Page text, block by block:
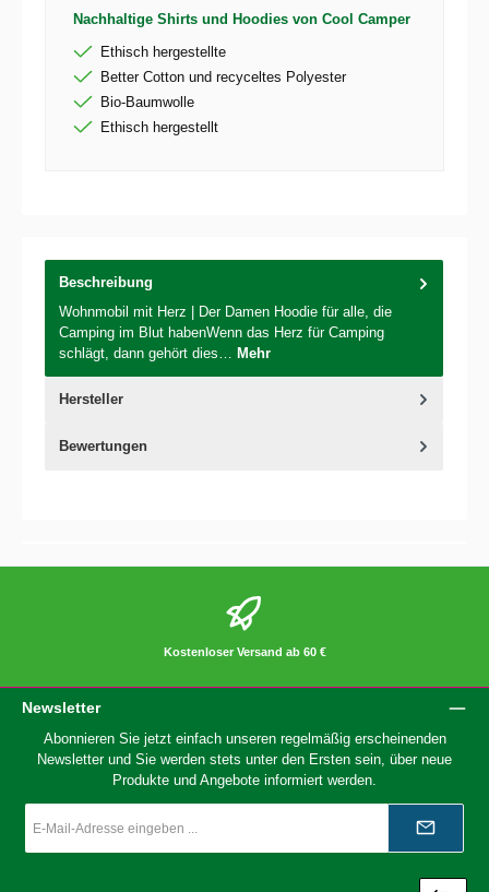
Nachhaltige Shirts und Hoodies von Cool Camper
Ethisch hergestellte
Better Cotton und recyceltes Polyester
Bio-Baumwolle
Ethisch hergestellt
Beschreibung
Wohnmobil mit Herz | Der Damen Hoodie für alle, die
Camping im Blut habenWenn das Herz für Camping
schlägt, dann gehört dies… Mehr
Hersteller
Bewertungen
Kostenloser Versand ab 60 €
Newsletter
Abonnieren Sie jetzt einfach unseren regelmäßig erscheinenden
Newsletter und Sie werden stets unter den Ersten sein, über neue
Produkte und Angebote informiert werden.
Mail-
*